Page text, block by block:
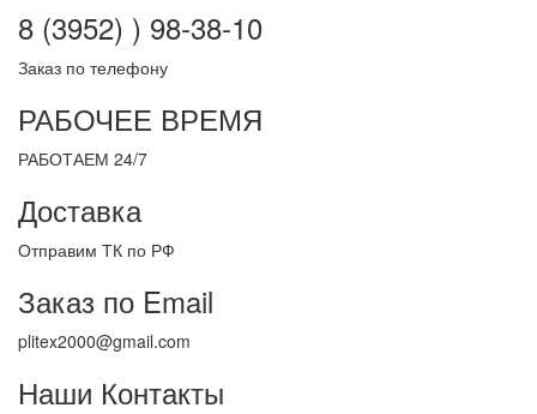
8 (3952) ) 98-38-10
Заказ по телефону
РАБОЧЕЕ ВРЕМЯ
РАБОТАЕМ 24/7
Доставка
Отправим ТК по РФ
Заказ по Email
plitex2000@gmail.com
Наши Контакты